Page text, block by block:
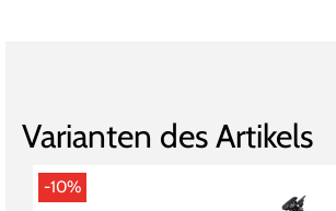
Varianten des Artikels
-10%